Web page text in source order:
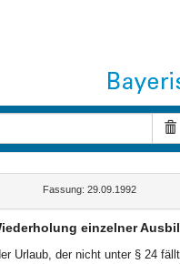
Fassung: 29.09.1992
einzelner
Urlaub, der nicht unter § 24